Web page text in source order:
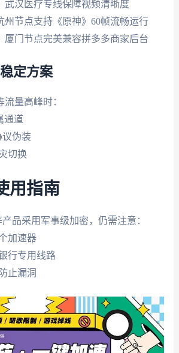
汉医疗专线保障视频清晰度
节点支持《原神》60帧流畅运行
门节点完美兼容拼多多商家后台
定方案
量高峰时：
通道
议伪装
切换
用指南
品采用军事级加密，仍需注意：
加速器
行专用线路
止漏洞